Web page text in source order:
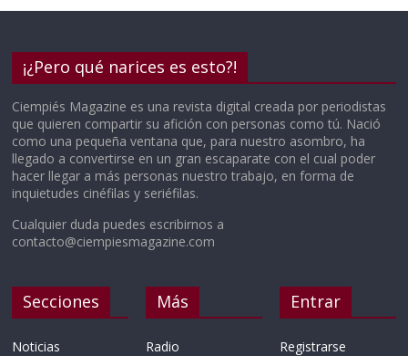
¡¿Pero qué narices es esto?!
Ciempiés Magazine es una revista digital creada por periodistas
que quieren compartir su afición con personas como tú. Nació
como una pequeña ventana que, para nuestro asombro, ha
llegado a convertirse en un gran escaparate con el cual poder
hacer llegar a más personas nuestro trabajo, en forma de
inquietudes cinéfilas y seriéfilas.
Cualquier duda puedes escribirnos a
contacto@ciempiesmagazine.com
Secciones
Noticias
Más
Radio
Entrar
Registrarse